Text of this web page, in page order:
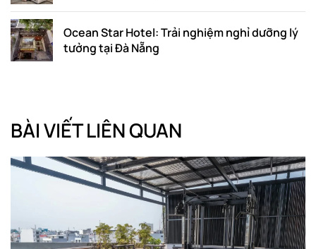
Ocean Star Hotel: Trải nghiệm nghỉ dưỡng lý
tưởng tại Đà Nẵng
BÀI VIẾT LIÊN QUAN